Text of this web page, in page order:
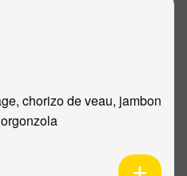
chorizo de veau, jambon